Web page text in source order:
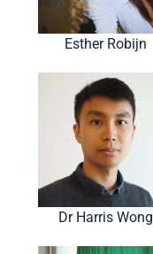
Esther Robijn
Dr Harris Wong